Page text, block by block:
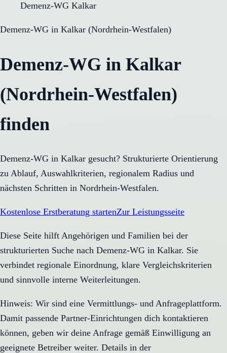
Demenz-WG Kalkar
Demenz-WG in Kalkar (Nordrhein-Westfalen)
Demenz-WG in Kalkar
(Nordrhein-Westfalen)
finden
Demenz-WG in Kalkar gesucht? Strukturierte Orientierung
zu Ablauf, Auswahlkriterien, regionalem Radius und
nächsten Schritten in Nordrhein-Westfalen.
Kostenlose Erstberatung startenZur Leistungsseite
Diese Seite hilft Angehörigen und Familien bei der
strukturierten Suche nach Demenz-WG in Kalkar. Sie
verbindet regionale Einordnung, klare Vergleichskriterien
und sinnvolle interne Weiterleitungen.
Hinweis: Wir sind eine Vermittlungs- und Anfrageplattform.
Damit passende Partner-Einrichtungen dich kontaktieren
können, geben wir deine Anfrage gemäß Einwilligung an
geeignete Betreiber weiter. Details in der